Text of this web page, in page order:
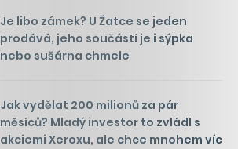
Je libo zámek? U Žatce se jeden
prodává, jeho součástí je i sýpka
nebo sušárna chmele
Jak vydělat 200 milionů za pár
měsíců? Mladý investor to zvládl s
akciemi Xeroxu, ale chce mnohem víc